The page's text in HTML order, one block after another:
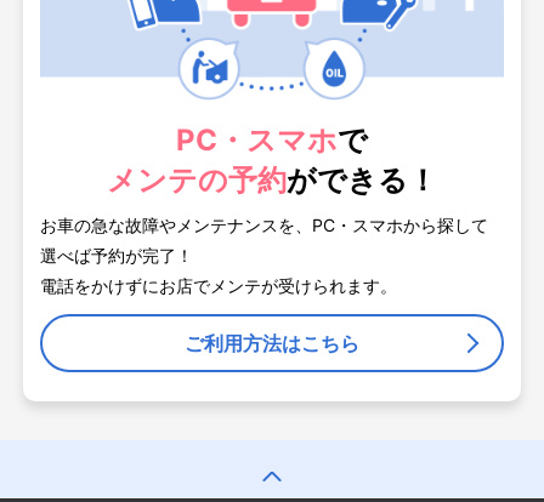
PC・スマホで
メンテの予約ができる！
お車の急な故障やメンテナンスを、PC・スマホから探して
選べば予約が完了！
電話をかけずにお店でメンテが受けられます。
ご利用方法はこちら